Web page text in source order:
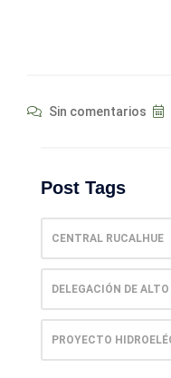
Sin comentarios
Post Tags
CENTRAL RUCALHUE
DELEGACIÓN DE
PROYECTO